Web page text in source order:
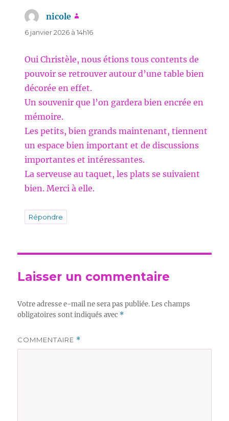
nicole
6 janvier 2026 à 14h16
Oui Christèle, nous étions tous contents de
pouvoir se retrouver autour d’une table bien
décorée en effet.
Un souvenir que l’on gardera bien encrée en
mémoire.
Les petits, bien grands maintenant, tiennent
un espace bien important et de discussions
importantes et intéressantes.
La serveuse au taquet, les plats se suivaient
bien. Merci à elle.
Répondre
Laisser un commentaire
Votre adresse e-mail ne sera pas publiée. Les champs
obligatoires sont indiqués avec *
COMMENTAIRE *